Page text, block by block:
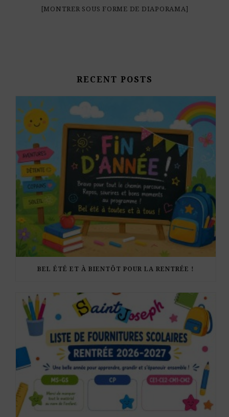
[MONTRER SOUS FORME DE DIAPORAMA]
RECENT POSTS
BEL ÉTÉ ET À BIENTÔT POUR LA RENTRÉE !